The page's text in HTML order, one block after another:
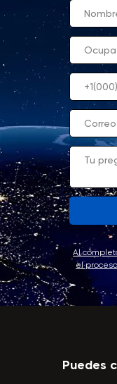
Al
el
Puedes